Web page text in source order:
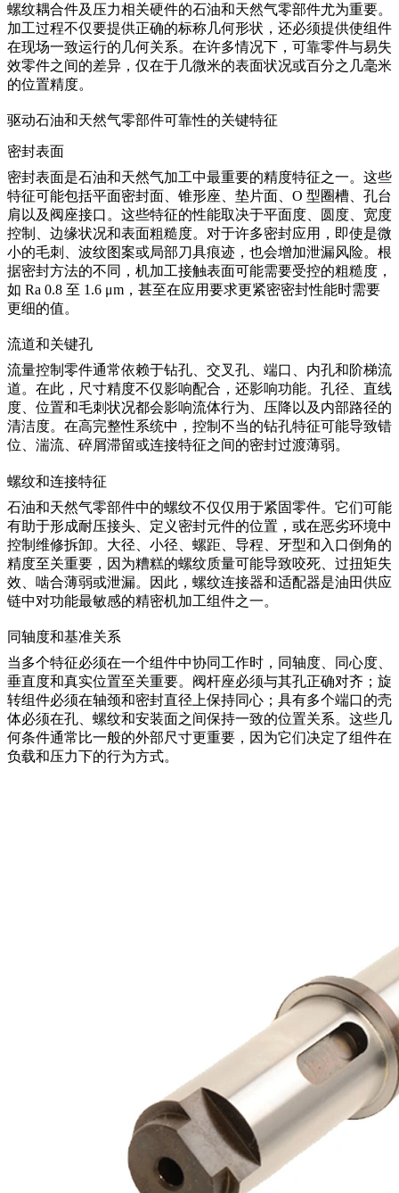
螺纹耦合件及压力相关硬件的石油和天然气零部件尤为重要。
加工过程不仅要提供正确的标称几何形状，还必须提供使组件
在现场一致运行的几何关系。在许多情况下，可靠零件与易失
效零件之间的差异，仅在于几微米的表面状况或百分之几毫米
的位置精度。
驱动石油和天然气零部件可靠性的关键特征
密封表面
密封表面是石油和天然气加工中最重要的精度特征之一。这些
特征可能包括平面密封面、锥形座、垫片面、O 型圈槽、孔台
肩以及阀座接口。这些特征的性能取决于平面度、圆度、宽度
控制、边缘状况和表面粗糙度。对于许多密封应用，即使是微
小的毛刺、波纹图案或局部刀具痕迹，也会增加泄漏风险。根
据密封方法的不同，机加工接触表面可能需要受控的粗糙度，
如 Ra 0.8 至 1.6 μm，甚至在应用要求更紧密密封性能时需要
更细的值。
流道和关键孔
流量控制零件通常依赖于钻孔、交叉孔、端口、内孔和阶梯流
道。在此，尺寸精度不仅影响配合，还影响功能。孔径、直线
度、位置和毛刺状况都会影响流体行为、压降以及内部路径的
清洁度。在高完整性系统中，控制不当的钻孔特征可能导致错
位、湍流、碎屑滞留或连接特征之间的密封过渡薄弱。
螺纹和连接特征
石油和天然气零部件中的螺纹不仅仅用于紧固零件。它们可能
有助于形成耐压接头、定义密封元件的位置，或在恶劣环境中
控制维修拆卸。大径、小径、螺距、导程、牙型和入口倒角的
精度至关重要，因为糟糕的螺纹质量可能导致咬死、过扭矩失
效、啮合薄弱或泄漏。因此，螺纹连接器和适配器是油田供应
链中对功能最敏感的精密机加工组件之一。
同轴度和基准关系
当多个特征必须在一个组件中协同工作时，同轴度、同心度、
垂直度和真实位置至关重要。阀杆座必须与其孔正确对齐；旋
转组件必须在轴颈和密封直径上保持同心；具有多个端口的壳
体必须在孔、螺纹和安装面之间保持一致的位置关系。这些几
何条件通常比一般的外部尺寸更重要，因为它们决定了组件在
负载和压力下的行为方式。